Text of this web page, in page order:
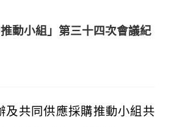
推動小組」第三十四次會議紀
及共同供應採購推動小組共